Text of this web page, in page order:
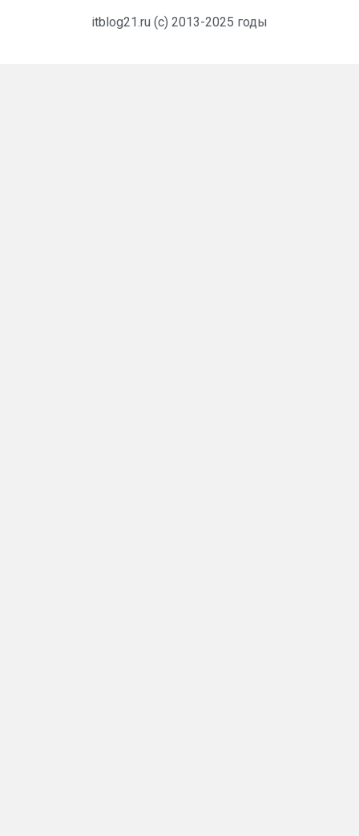
itblog21.ru (c) 2013-2025 годы